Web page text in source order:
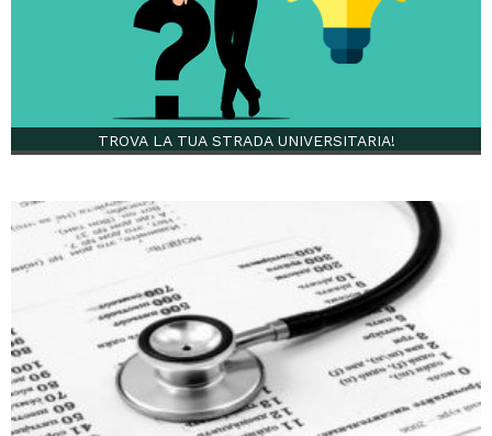
TROVA LA TUA STRADA UNIVERSITARIA!